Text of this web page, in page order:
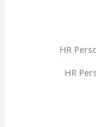
HR